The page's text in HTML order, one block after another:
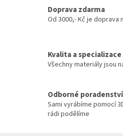
í
k
y
p
i
Doprava zdarma
Od 3000,- Kč je doprava
Kvalita a specializace
Všechny materiály jsou
Odborné poradenství
Sami vyrábíme pomocí
rádi podělíme